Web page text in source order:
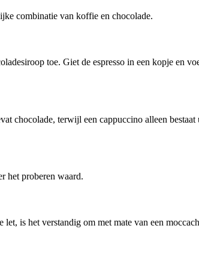
combinatie van koffie en chocolade.
toe. Giet de espresso in een kopje en
chocolade, terwijl een cappuccino alleen bestaat
het proberen waard.
is het verstandig om met mate van een